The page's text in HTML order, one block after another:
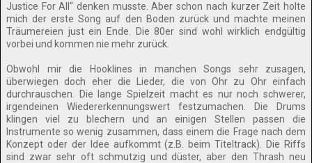
Justice For All“ denken musste. Aber schon nach kurzer Zeit holte
mich der erste Song auf den Boden zurück und machte meinen
Träumereien just ein Ende. Die 80er sind wohl wirklich endgültig
vorbei und kommen nie mehr zurück.
Obwohl mir die Hooklines in manchen Songs sehr zusagen,
überwiegen doch eher die Lieder, die von Ohr zu Ohr einfach
durchrauschen. Die lange Spielzeit macht es nur noch schwerer,
irgendeinen Wiedererkennungswert festzumachen. Die Drums
klingen viel zu blechern und an einigen Stellen passen die
Instrumente so wenig zusammen, dass einem die Frage nach dem
Konzept oder der Idee aufkommt (z.B. beim Titeltrack). Die Riffs
sind zwar sehr oft schmutzig und düster, aber den Thrash neu